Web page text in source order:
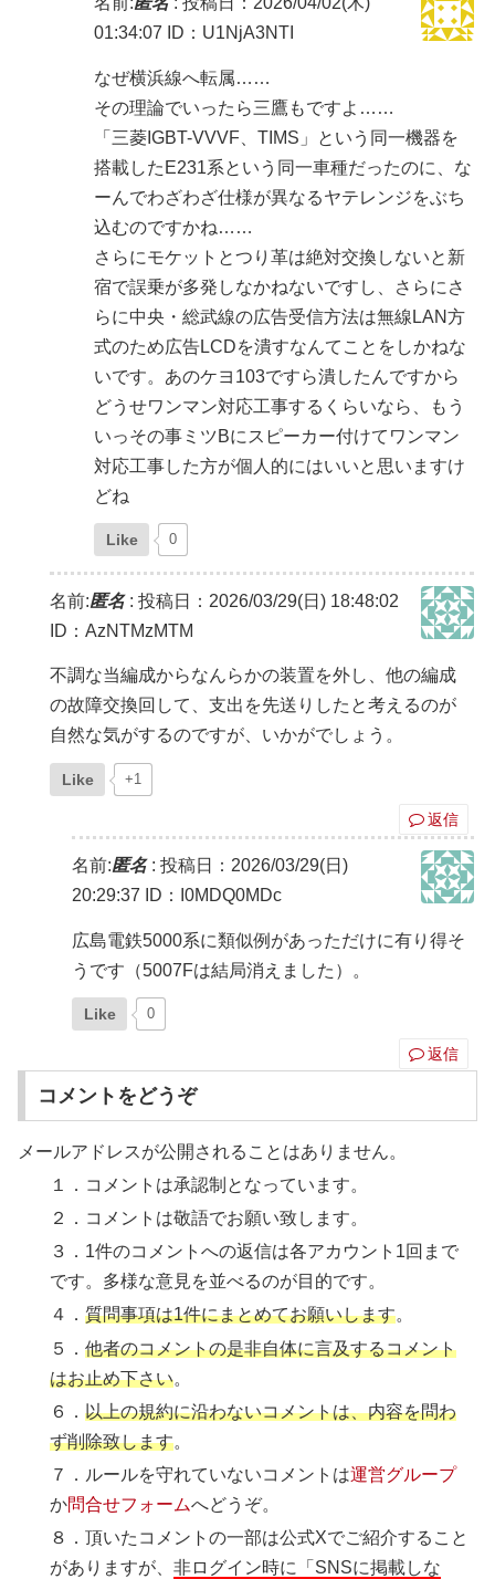
01:34:07
ID：U1NjA3NTI
なぜ横浜線へ転属……
その理論でいったら三鷹もですよ……
「三菱IGBT-VVVF、TIMS」という同一機器を
搭載したE231系という同一車種だったのに、な
ーんでわざわざ仕様が異なるヤテレンジをぶち
込むのですかね……
さらにモケットとつり革は絶対交換しないと新
宿で誤乗が多発しなかねないですし、さらにさ
らに中央・総武線の広告受信方法は無線LAN方
式のため広告LCDを潰すなんてことをしかねな
いです。あのケヨ103ですら潰したんですから
どうせワンマン対応工事するくらいなら、もう
いっその事ミツBにスピーカー付けてワンマン
対応工事した方が個人的にはいいと思いますけ
どね
Like 0
名前:匿名: 投稿日：2026/03/29(日) 18:48:02
ID：AzNTMzMTM
不調な当編成からなんらかの装置を外し、他の編成
の故障交換回して、支出を先送りしたと考えるのが
自然な気がするのですが、いかがでしょう。
Like +1
返信
名前:匿名: 投稿日：2026/03/29(日)
20:29:37
ID：I0MDQ0MDc
広島電鉄5000系に類似例があっただけに有り得そ
うです（5007Fは結局消えました）。
Like 0
返信
コメントをどうぞ
メールアドレスが公開されることはありません。
１．コメントは承認制となっています。
２．コメントは敬語でお願い致します。
３．1件のコメントへの返信は各アカウント1回まで
です。多様な意見を並べるのが目的です。
４．質問事項は1件にまとめてお願いします。
５．他者のコメントの是非自体に言及するコメント
はお止め下さい。
６．以上の規約に沿わないコメントは、内容を問わ
ず削除致します。
７．ルールを守れていないコメントは運営グループ
か問合せフォームへどうぞ。
８．頂いたコメントの一部は公式Xでご紹介すること
がありますが、非ログイン時に「SNSに掲載しな